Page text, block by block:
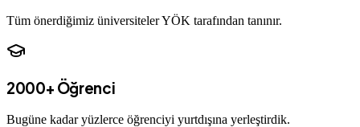
Tüm önerdiğimiz üniversiteler YÖK tarafından tanınır.
2000+ Öğrenci
Bugüne kadar yüzlerce öğrenciyi yurtdışına yerleştirdik.